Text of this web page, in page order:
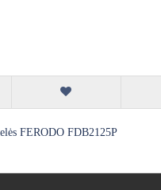
FERODO FDB2125P